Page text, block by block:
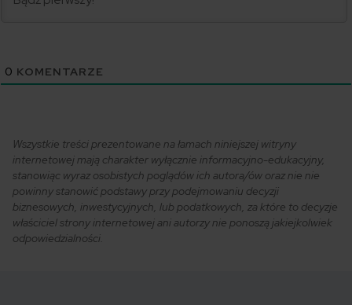
0 KOMENTARZE
Wszystkie treści prezentowane na łamach niniejszej witryny
internetowej mają charakter wyłącznie informacyjno-edukacyjny,
stanowiąc wyraz osobistych poglądów ich autora/ów oraz nie nie
powinny stanowić podstawy przy podejmowaniu decyzji
biznesowych, inwestycyjnych, lub podatkowych, za które to decyzje
właściciel strony internetowej ani autorzy nie ponoszą jakiejkolwiek
odpowiedzialności.